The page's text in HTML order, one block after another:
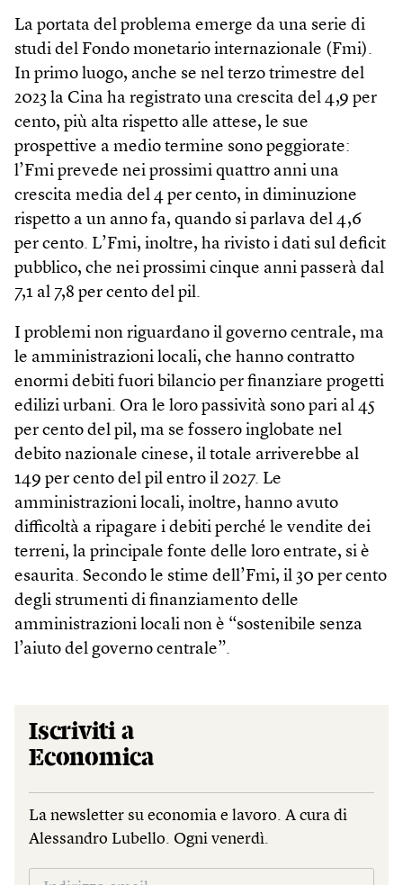
La portata del problema emerge da una serie di
studi del Fondo monetario internazionale (Fmi).
In primo luogo, anche se nel terzo trimestre del
2023 la Cina ha registrato una crescita del 4,9 per
cento, più alta rispetto alle attese, le sue
prospettive a medio termine sono peggiorate:
l’Fmi prevede nei prossimi quattro anni una
crescita media del 4 per cento, in diminuzione
rispetto a un anno fa, quando si parlava del 4,6
per cento. L’Fmi, inoltre, ha rivisto i dati sul deficit
pubblico, che nei prossimi cinque anni passerà dal
7,1 al 7,8 per cento del pil.
I problemi non riguardano il governo centrale, ma
le amministrazioni locali, che hanno contratto
enormi debiti fuori bilancio per finanziare progetti
edilizi urbani. Ora le loro passività sono pari al 45
per cento del pil, ma se fossero inglobate nel
debito nazionale cinese, il totale arriverebbe al
149 per cento del pil entro il 2027. Le
amministrazioni locali, inoltre, hanno avuto
difficoltà a ripagare i debiti perché le vendite dei
terreni, la principale fonte delle loro entrate, si è
esaurita. Secondo le stime dell’Fmi, il 30 per cento
degli strumenti di finanziamento delle
amministrazioni locali non è “sostenibile senza
l’aiuto del governo centrale”.
Iscriviti a
Economica
La newsletter su economia e lavoro. A cura di
Alessandro Lubello. Ogni venerdì.